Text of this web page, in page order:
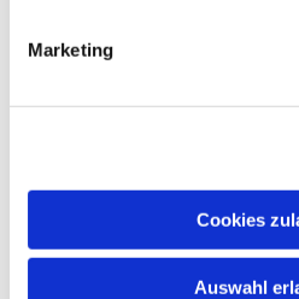
Marketing
Cookies
Auswahl